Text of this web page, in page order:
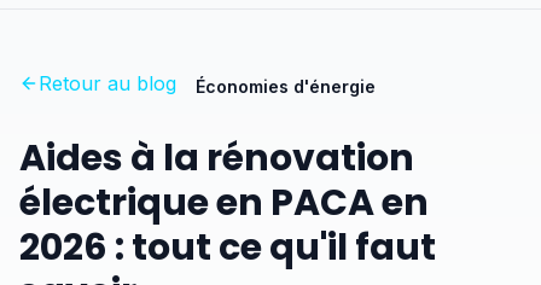
Retour au blog Économies d'énergie
Aides à la rénovation
électrique en PACA en
2026 : tout ce qu'il faut